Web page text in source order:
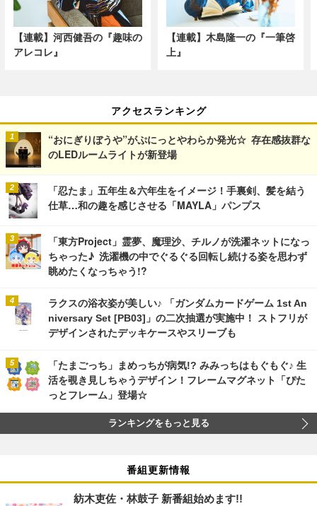
【連載】河西健吾の『趣味の
アレコレ』
【連載】木島隆一の『一筆啓
上』
アクセスランキング
“おにぎりぼうや”がぷにっとやわらか発光☆ 存在感抜群な
のLEDルームライトが新登場
「忍たま」五年生＆六年生をイメージ！手裏剣、髪を結う
仕草…和の趣を感じさせる「MAYLA」パンプス
「東方Project」霊夢、魔理沙、チルノが洗濯ネットになっ
ちゃった♪ 洗濯機の中でぐるぐる回転し続ける姿を思わず
眺めたくなっちゃう!?
ラクスの浴衣姿が美しい♪ 「ガンダムカードゲーム 1st An
niversary Set [PB03]」の二次抽選が実施中！ ストフリが
デザインされたデッキケースやスリーブも
「たまごっち」まめっちが病気!? みみっちはもぐもぐ♪ 生
活を覗き見しちゃうデザイン！フレームマグネット「ぴた
っとフレーム」登場☆
ランキングをもっと見る
番組更新情報
紡木吏佐・林鼓子 新番組始めます!!